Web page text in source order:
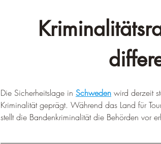
Die Sicherheitslage in Schweden wird derzeit
Kriminalität geprägt. Während das Land für
stellt die Bandenkriminalität die Behörden vor